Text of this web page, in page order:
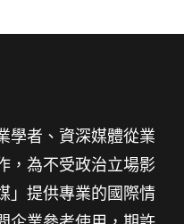
學者、資深媒體從業
，為不受政治立場影
」提供專業的國際情